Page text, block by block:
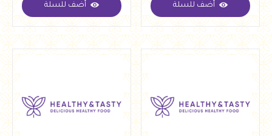
جنيه 150.00
أضف للسلة
جنيه 260.00
أضف للسلة